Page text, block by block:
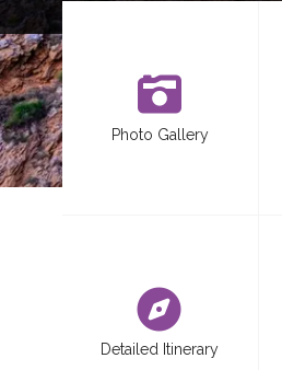
Photo Gallery
Detailed Itinerary